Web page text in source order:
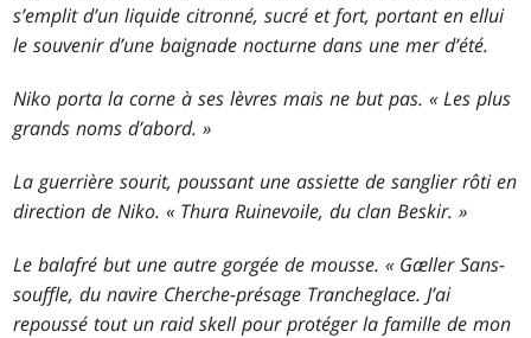
s’emplit d’un liquide citronné, sucré et fort, portant en ellui
le souvenir d’une baignade nocturne dans une mer d’été.
Niko porta la corne à ses lèvres mais ne but pas. « Les plus
grands noms d’abord. »
La guerrière sourit, poussant une assiette de sanglier rôti en
direction de Niko. « Thura Ruinevoile, du clan Beskir. »
Le balafré but une autre gorgée de mousse. « Gæller Sans-
souffle, du navire Cherche-présage Trancheglace. J’ai
repoussé tout un raid skell pour protéger la famille de mon